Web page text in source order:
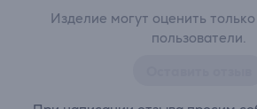
Изделие могут оценить
пользователи.